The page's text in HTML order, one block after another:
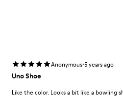
Anonymous·5 years ago
Uno Shoe
Like the color. Looks a bit like a bowling